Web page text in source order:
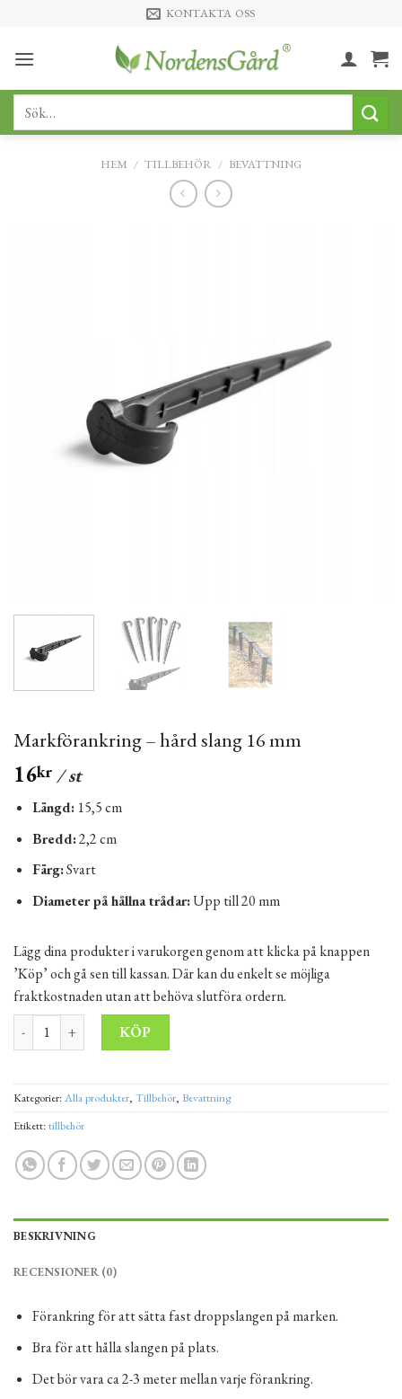
content
KONTAKTA OSS
Sök
HEM / TILLBEHÖR / BEVATTNING
Markförankring – hård slang 16 mm
16kr / st
Längd:15,5 cm
Bredd:2,2 cm
Färg:Svart
Diameter på hållna trådar:Upp till 20 mm
Lägg dina produkter i varukorgen genom att klicka på knappen
’Köp’ och gå sen till kassan. Där kan du enkelt se möjliga
fraktkostnaden utan att behöva slutföra ordern.
Markförankring - hård slang 16 mm mängd
KÖP
Kategorier:Alla produkter, Tillbehör, Bevattning
Etikett:tillbehör
BESKRIVNING
RECENSIONER (0)
Förankring för att sätta fast droppslangen på marken.
Bra för att hålla slangen på plats.
Det bör vara ca 2-3 meter mellan varje förankring.